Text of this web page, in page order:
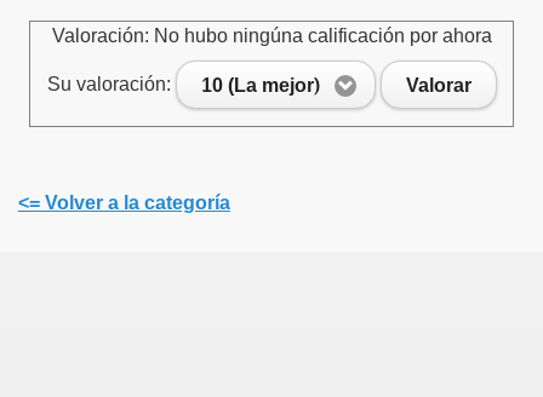
Valoración: No hubo ningúna calificación por ahora
Su valoración: 10 (La mejor) Valorar
<= Volver a la categoría